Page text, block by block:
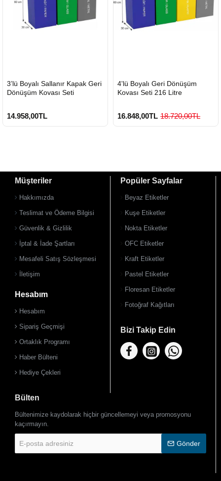
GÖNDERİ
3’lü Boyalı Sallanır Kapak Geri
Dönüşüm Kovası Seti
14.958,00TL
GÖNDERİ
4'lü Boyalı Geri Dönüşüm
Kovası Seti 216 Litre
16.848,00TL 18.720,00TL
Müşteriler
Hakkımızda
Teslimat ve Ödeme Bilgisi
Güvenlik & Gizlilik
İptal & İade Şartları
Mesafeli Satış Sözleşmesi
İletişim
Hesabım
Hesabım
Sipariş Geçmişi
Ortaklık Programı
Haber Bülteni
Hediye Çekleri
Popüler Sayfalar
Beyaz Etiketler
Kuşe Etiketler
Nokta Etiketler
OFC Etiketler
Kraft Etiketler
Pastel Etiketler
Floresan Etiketler
Fotoğraf Kağıtları
Bizi Takip Edin
Bülten
Bültenimize kaydolarak hiçbir güncellemeyi veya promosyonu
kaçırmayın.
posta
adresiniz
Gönder